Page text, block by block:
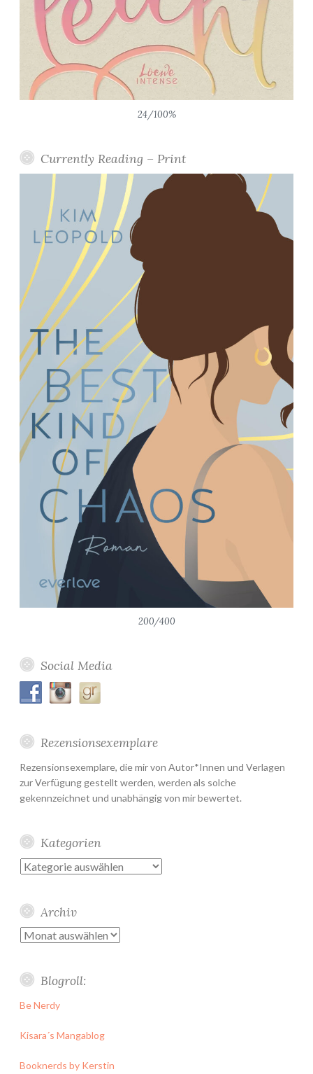
24/100%
Currently Reading – Print
200/400
Social Media
Rezensionsexemplare
Rezensionsexemplare, die mir von Autor*Innen und Verlagen
zur Verfügung gestellt werden, werden als solche
gekennzeichnet und unabhängig von mir bewertet.
Kategorien
Kategorien
Archiv
Archiv
Blogroll:
Be Nerdy
Kisara´s Mangablog
Booknerds by Kerstin